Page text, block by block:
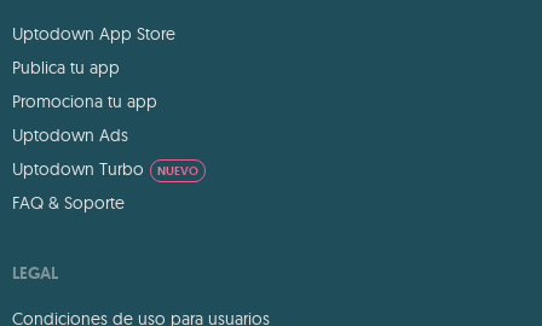
Uptodown App Store
Publica tu app
Promociona tu app
Uptodown Ads
Uptodown Turbo
NUEVO
FAQ & Soporte
LEGAL
Condiciones de uso para usuarios